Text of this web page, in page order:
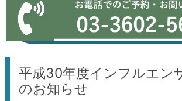
平成30年度インフルエン
のお知らせ